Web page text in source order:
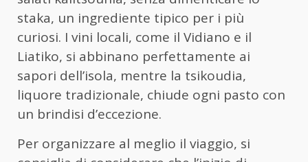
staka, un ingrediente tipico per i più
curiosi. I vini locali, come il Vidiano e il
Liatiko, si abbinano perfettamente ai
sapori dell’isola, mentre la tsikoudia,
liquore tradizionale, chiude ogni pasto con
un brindisi d’eccezione.
Per organizzare al meglio il viaggio, si